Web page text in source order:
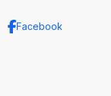
Facebook